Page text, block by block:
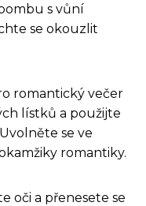
s vůní
se okouzlit
romantický večer
lístků a použijte
se ve
romantiky.
oči a přenesete se